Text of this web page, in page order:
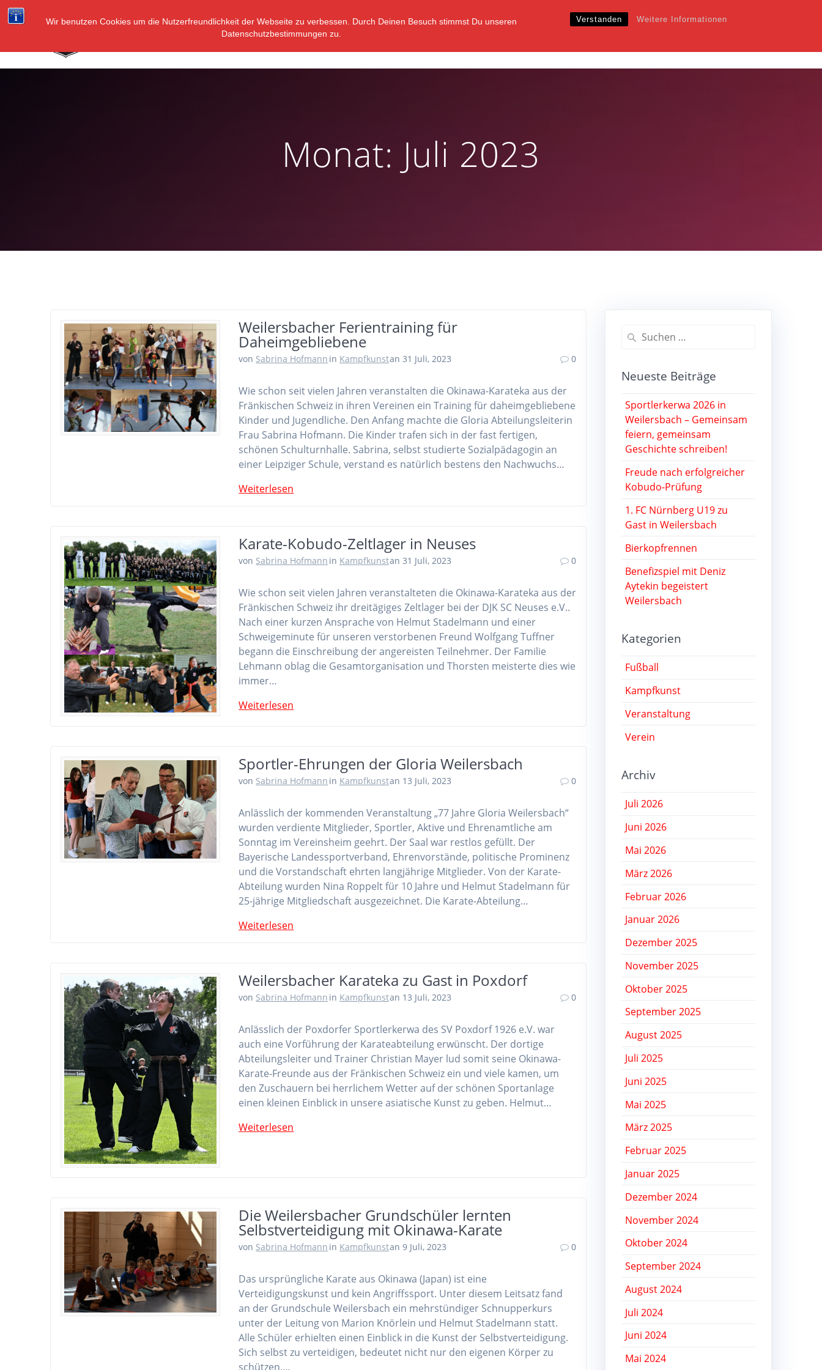
Wir benutzen Cookies um die Nutzerfreundlichkeit der Webseite zu verbessen. Durch Deinen Besuch stimmst Du unseren
Datenschutzbestimmungen zu.
Verstanden Weitere Informationen
Zum
Inhalt
STARTSEITE
Monat: Juli 2023
Weilersbacher Ferientraining für
Daheimgebliebene
von Sabrina Hofmann in Kampfkunstan 31 Juli, 2023 0
Wie schon seit vielen Jahren veranstalten die Okinawa-Karateka aus der
Fränkischen Schweiz in ihren Vereinen ein Training für daheimgebliebene
Kinder und Jugendliche. Den Anfang machte die Gloria Abteilungsleiterin
Frau Sabrina Hofmann. Die Kinder trafen sich in der fast fertigen,
schönen Schulturnhalle. Sabrina, selbst studierte Sozialpädagogin an
einer Leipziger Schule, verstand es natürlich bestens den Nachwuchs…
Weiterlesen
Karate-Kobudo-Zeltlager in Neuses
von Sabrina Hofmann in Kampfkunstan 31 Juli, 2023 0
Wie schon seit vielen Jahren veranstalteten die Okinawa-Karateka aus der
Fränkischen Schweiz ihr dreitägiges Zeltlager bei der DJK SC Neuses e.V..
Nach einer kurzen Ansprache von Helmut Stadelmann und einer
Schweigeminute für unseren verstorbenen Freund Wolfgang Tuffner
begann die Einschreibung der angereisten Teilnehmer. Der Familie
Lehmann oblag die Gesamtorganisation und Thorsten meisterte dies wie
immer…
Weiterlesen
Sportler-Ehrungen der Gloria Weilersbach
von Sabrina Hofmann in Kampfkunstan 13 Juli, 2023 0
Anlässlich der kommenden Veranstaltung „77 Jahre Gloria Weilersbach“
wurden verdiente Mitglieder, Sportler, Aktive und Ehrenamtliche am
Sonntag im Vereinsheim geehrt. Der Saal war restlos gefüllt. Der
Bayerische Landessportverband, Ehrenvorstände, politische Prominenz
und die Vorstandschaft ehrten langjährige Mitglieder. Von der Karate-
Abteilung wurden Nina Roppelt für 10 Jahre und Helmut Stadelmann für
25-jährige Mitgliedschaft ausgezeichnet. Die Karate-Abteilung…
Weiterlesen
Weilersbacher Karateka zu Gast in Poxdorf
von Sabrina Hofmann in Kampfkunstan 13 Juli, 2023 0
Anlässlich der Poxdorfer Sportlerkerwa des SV Poxdorf 1926 e.V. war
auch eine Vorführung der Karateabteilung erwünscht. Der dortige
Abteilungsleiter und Trainer Christian Mayer lud somit seine Okinawa-
Karate-Freunde aus der Fränkischen Schweiz ein und viele kamen, um
den Zuschauern bei herrlichem Wetter auf der schönen Sportanlage
einen kleinen Einblick in unsere asiatische Kunst zu geben. Helmut…
Weiterlesen
Die Weilersbacher Grundschüler lernten
Selbstverteidigung mit Okinawa-Karate
von Sabrina Hofmann in Kampfkunstan 9 Juli, 2023 0
Das ursprüngliche Karate aus Okinawa (Japan) ist eine
Verteidigungskunst und kein Angriffssport. Unter diesem Leitsatz fand
an der Grundschule Weilersbach ein mehrstündiger Schnupperkurs
unter der Leitung von Marion Knörlein und Helmut Stadelmann statt.
Alle Schüler erhielten einen Einblick in die Kunst der Selbstverteidigung.
Sich selbst zu verteidigen, bedeutet nicht nur den eigenen Körper zu
schützen,…
Suche
Neueste Beiträge
Sportlerkerwa 2026 in
Weilersbach – Gemeinsam
feiern, gemeinsam
Geschichte schreiben!
Freude nach erfolgreicher
Kobudo-Prüfung
1. FC Nürnberg U19 zu
Gast in Weilersbach
Bierkopfrennen
Benefizspiel mit Deniz
Aytekin begeistert
Weilersbach
Kategorien
Fußball
Kampfkunst
Veranstaltung
Verein
Archiv
Juli 2026
Juni 2026
Mai 2026
März 2026
Februar 2026
Januar 2026
Dezember 2025
November 2025
Oktober 2025
September 2025
August 2025
Juli 2025
Juni 2025
Mai 2025
März 2025
Februar 2025
Januar 2025
Dezember 2024
November 2024
Oktober 2024
September 2024
August 2024
Juli 2024
Juni 2024
Mai 2024